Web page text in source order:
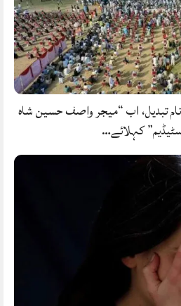
نام تبدیل، اب “میجر واصف حسین شاہ
کہلائے…